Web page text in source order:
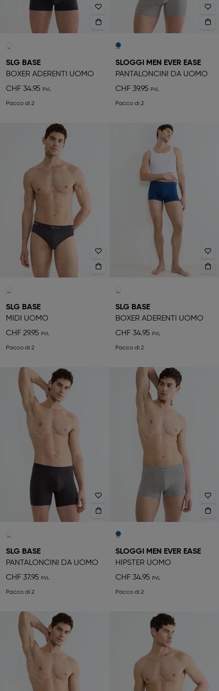
SLG BASE
BOXER ADERENTI UOMO
CHF 34.95
Pacco di 2
SLOGGI MEN EVER EASE
PANTALONCINI DA UOMO
CHF 39.95
Pacco di 2
SLG BASE
MIDI UOMO
CHF 29.95
Pacco di 2
SLG BASE
BOXER ADERENTI UOMO
CHF 34.95
Pacco di 2
SLG BASE
PANTALONCINI DA UOMO
CHF 37.95
Pacco di 2
SLOGGI MEN EVER EASE
HIPSTER UOMO
CHF 34.95
Pacco di 2